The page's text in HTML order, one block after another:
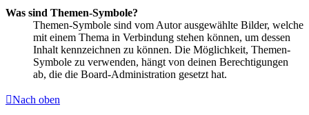
Was sind Themen-Symbole?
Themen-Symbole sind vom Autor ausgewählte Bilder, welche
mit einem Thema in Verbindung stehen können, um dessen
Inhalt kennzeichnen zu können. Die Möglichkeit, Themen-
Symbole zu verwenden, hängt von deinen Berechtigungen
ab, die die Board-Administration gesetzt hat.
Nach oben